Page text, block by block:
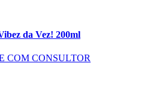
da Vez! 200ml
COM CONSULTOR